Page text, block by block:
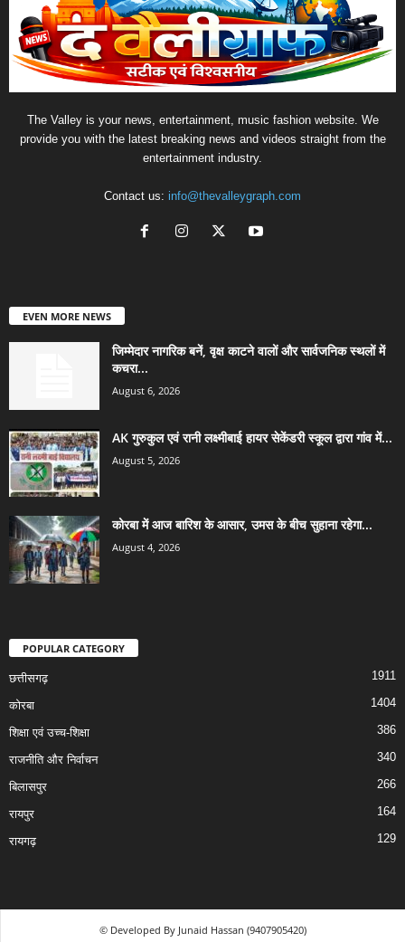
The Valley is your news, entertainment, music fashion website. We
provide you with the latest breaking news and videos straight from the
entertainment industry.
Contact us: info@thevalleygraph.com
EVEN MORE NEWS
जिम्मेदार नागरिक बनें, वृक्ष काटने वालों और सार्वजनिक स्थलों में
कचरा...
August 6, 2026
AK गुरुकुल एवं रानी लक्ष्मीबाई हायर सेकेंडरी स्कूल द्वारा गांव में...
August 5, 2026
कोरबा में आज बारिश के आसार, उमस के बीच सुहाना रहेगा...
August 4, 2026
POPULAR CATEGORY
छत्तीसगढ़ 1911
कोरबा 1404
शिक्षा एवं उच्च-शिक्षा 386
राजनीति और निर्वाचन 340
बिलासपुर 266
रायपुर 164
रायगढ़ 129
© Developed By Junaid Hassan (9407905420)